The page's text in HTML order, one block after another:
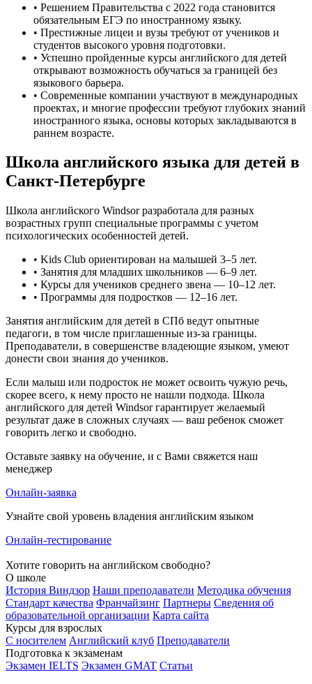
• Решением Правительства с 2022 года становится
обязательным ЕГЭ по иностранному языку.
• Престижные лицеи и вузы требуют от учеников и
студентов высокого уровня подготовки.
• Успешно пройденные курсы английского для детей
открывают возможность обучаться за границей без
языкового барьера.
• Современные компании участвуют в международных
проектах, и многие профессии требуют глубоких знаний
иностранного языка, основы которых закладываются в
раннем возрасте.
Школа английского языка для детей в
Санкт-Петербурге
Школа английского Windsor разработала для разных
возрастных групп специальные программы с учетом
психологических особенностей детей.
• Kids Club ориентирован на малышей 3–5 лет.
• Занятия для младших школьников — 6–9 лет.
• Курсы для учеников среднего звена — 10–12 лет.
• Программы для подростков — 12–16 лет.
Занятия английским для детей в СПб ведут опытные
педагоги, в том числе приглашенные из-за границы.
Преподаватели, в совершенстве владеющие языком, умеют
донести свои знания до учеников.
Если малыш или подросток не может освоить чужую речь,
скорее всего, к нему просто не нашли подхода. Школа
английского для детей Windsor гарантирует желаемый
результат даже в сложных случаях — ваш ребенок сможет
говорить легко и свободно.
Оставьте заявку на обучение, и с Вами свяжется наш
менеджер
Онлайн-заявка
Узнайте свой уровень владения английским языком
Онлайн-тестирование
Хотите говорить на английском свободно?
О школе
История Виндзор Наши преподаватели Методика обучения
Стандарт качества Франчайзинг Партнеры Сведения об
образовательной организации Карта сайта
Курсы для взрослых
С носителем Английский клуб Преподаватели
Подготовка к экзаменам
Экзамен IELTS Экзамен GMAT Статьи